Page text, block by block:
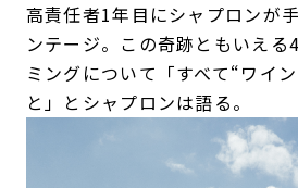
高責任者1年目にシャプロンが
ンテージ。この奇跡ともいえる
ミングについて「すべて“ワイ
と」とシャプロンは語る。